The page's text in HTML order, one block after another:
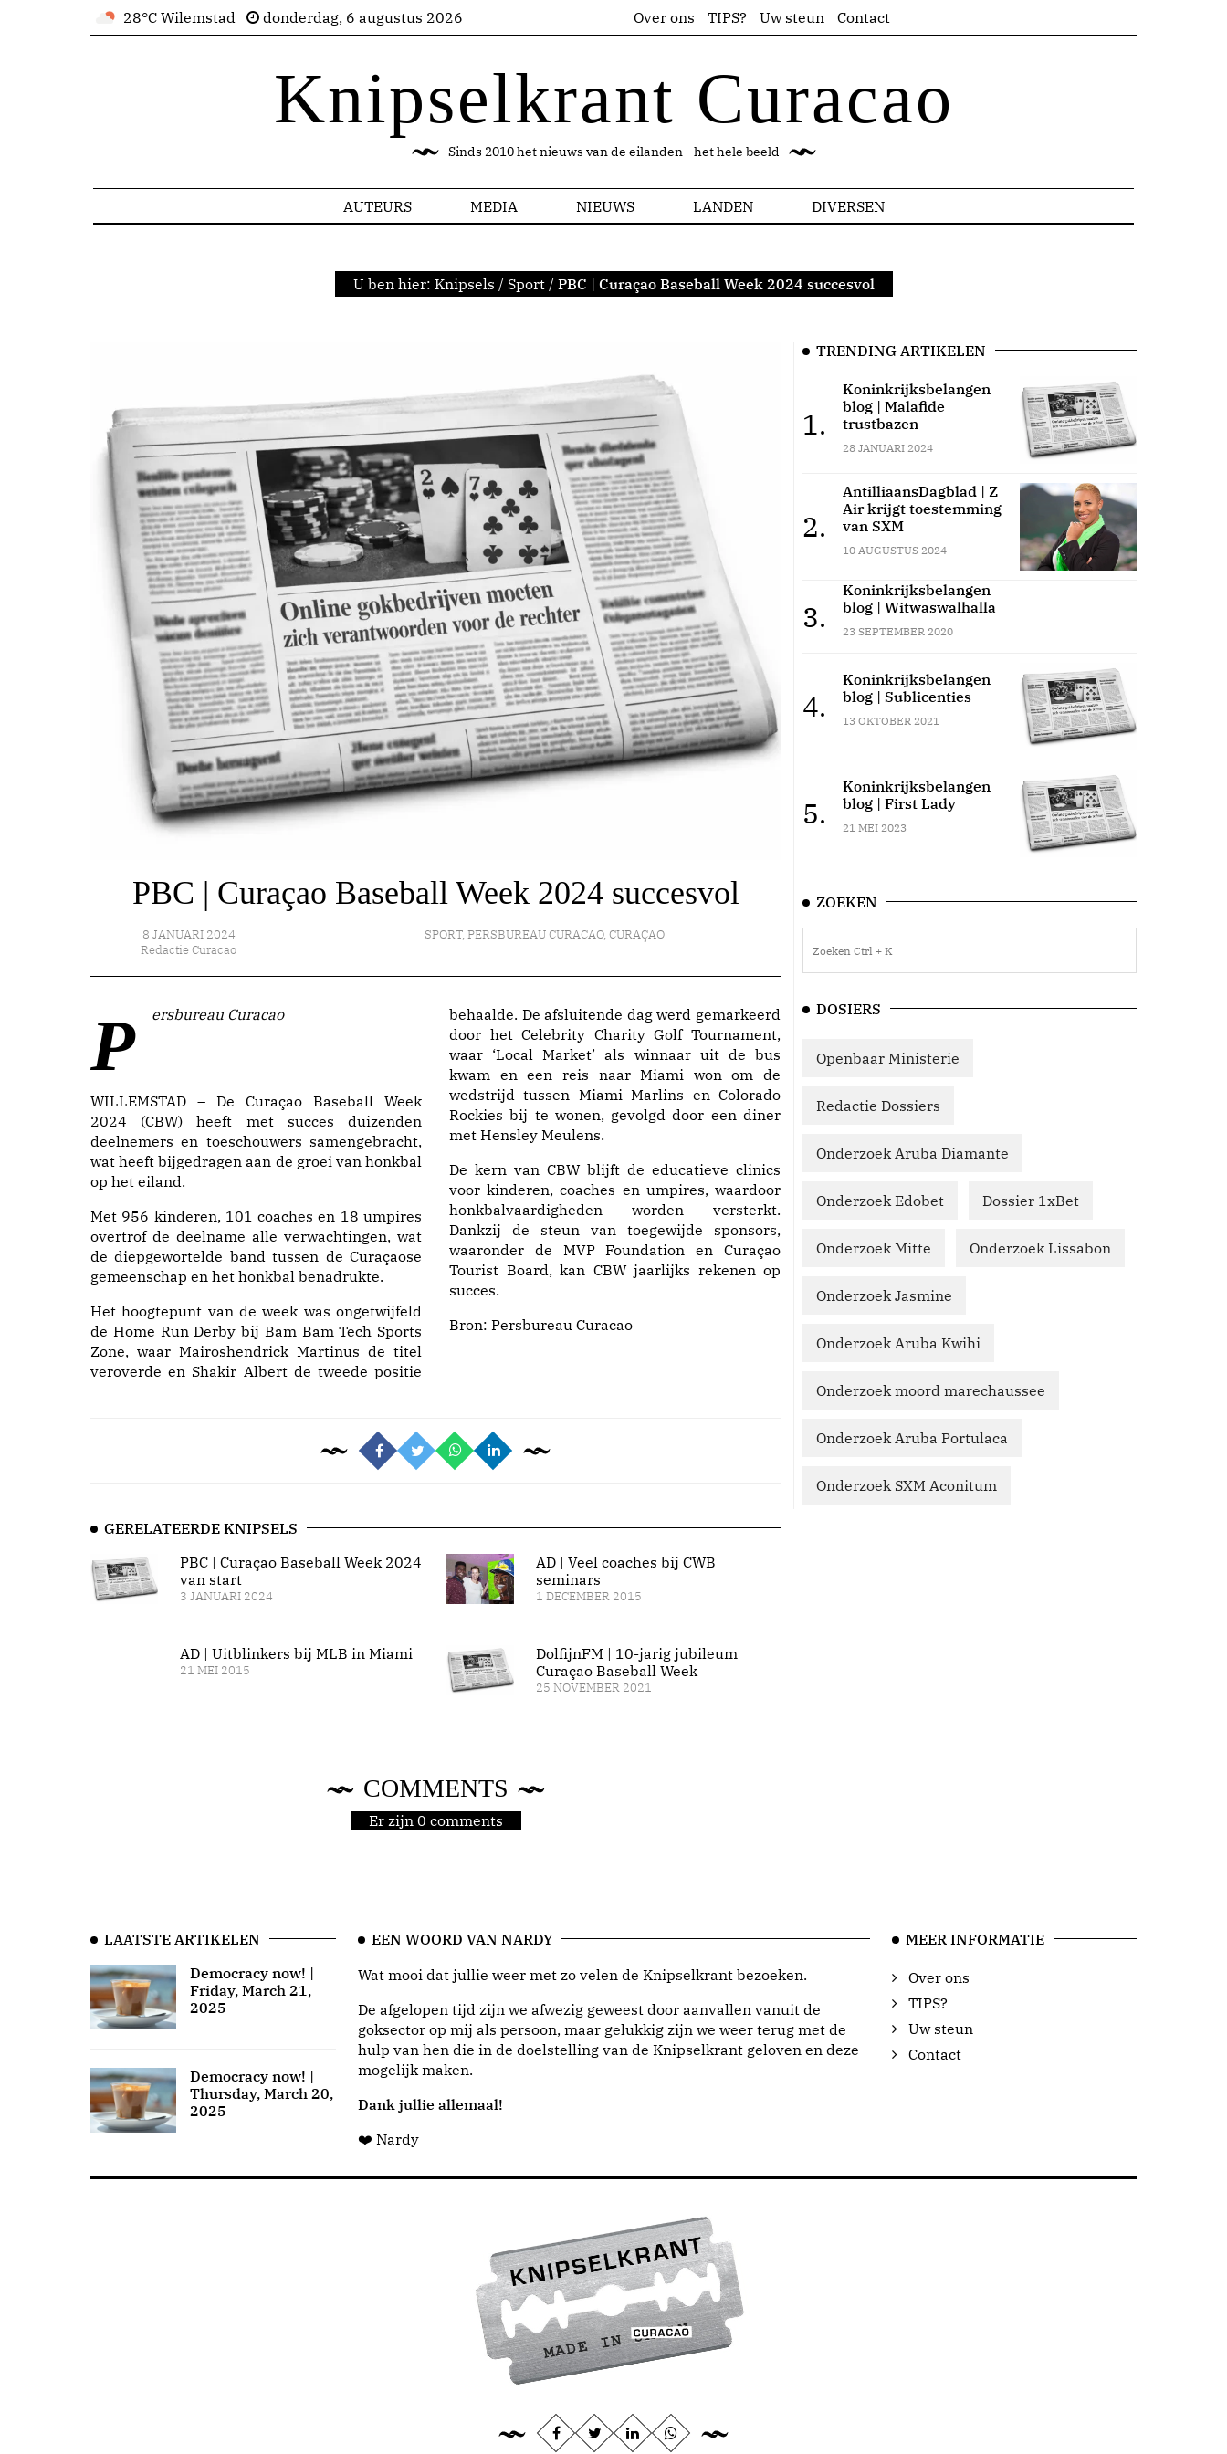
28°C Wilemstad donderdag, 6 augustus 2026 Over ons TIPS? Uw steun Contact
Knipselkrant Curacao
Sinds 2010 het nieuws van de eilanden - het hele beeld
AUTEURS MEDIA NIEUWS LANDEN DIVERSEN
U ben hier: Knipsels / Sport / PBC | Curaçao Baseball Week 2024 succesvol
PBC | Curaçao Baseball Week 2024 succesvol
8 JANUARI 2024
Redactie Curacao
SPORT,PERSBUREAU CURACAO,CURAÇAO
Persbureau Curacao
WILLEMSTAD – De Curaçao Baseball Week
2024 (CBW) heeft met succes duizenden
deelnemers en toeschouwers samengebracht,
wat heeft bijgedragen aan de groei van honkbal
op het eiland.
Met 956 kinderen, 101 coaches en 18 umpires
overtrof de deelname alle verwachtingen, wat
de diepgewortelde band tussen de Curaçaose
gemeenschap en het honkbal benadrukte.
Het hoogtepunt van de week was ongetwijfeld
de Home Run Derby bij Bam Bam Tech Sports
Zone, waar Mairoshendrick Martinus de titel
veroverde en Shakir Albert de tweede positie
behaalde. De afsluitende dag werd gemarkeerd
door het Celebrity Charity Golf Tournament,
waar ‘Local Market’ als winnaar uit de bus
kwam en een reis naar Miami won om de
wedstrijd tussen Miami Marlins en Colorado
Rockies bij te wonen, gevolgd door een diner
met Hensley Meulens.
De kern van CBW blijft de educatieve clinics
voor kinderen, coaches en umpires, waardoor
honkbalvaardigheden worden versterkt.
Dankzij de steun van toegewijde sponsors,
waaronder de MVP Foundation en Curaçao
Tourist Board, kan CBW jaarlijks rekenen op
succes.
Bron: Persbureau Curacao
GERELATEERDE KNIPSELS
PBC | Curaçao Baseball Week 2024
van start
3 JANUARI 2024
AD | Uitblinkers bij MLB in Miami
21 MEI 2015
AD | Veel coaches bij CWB
seminars
1 DECEMBER 2015
DolfijnFM | 10-jarig jubileum
Curaçao Baseball Week
25 NOVEMBER 2021
COMMENTS
Er zijn 0 comments
TRENDING ARTIKELEN
1.
Koninkrijksbelangen
blog | Malafide
trustbazen
28 JANUARI 2024
2.
AntilliaansDagblad | Z
Air krijgt toestemming
van SXM
10 AUGUSTUS 2024
3.
Koninkrijksbelangen
blog | Witwaswalhalla
23 SEPTEMBER 2020
4.
Koninkrijksbelangen
blog | Sublicenties
13 OKTOBER 2021
5.
Koninkrijksbelangen
blog | First Lady
21 MEI 2023
ZOEKEN
DOSIERS
Openbaar Ministerie
Redactie Dossiers
Onderzoek Aruba Diamante
Onderzoek Edobet Dossier 1xBet
Onderzoek Mitte Onderzoek Lissabon
Onderzoek Jasmine
Onderzoek Aruba Kwihi
Onderzoek moord marechaussee
Onderzoek Aruba Portulaca
Onderzoek SXM Aconitum
LAATSTE ARTIKELEN
Democracy now! |
Friday, March 21,
2025
Democracy now! |
Thursday, March 20,
2025
EEN WOORD VAN NARDY
Wat mooi dat jullie weer met zo velen de Knipselkrant bezoeken.
De afgelopen tijd zijn we afwezig geweest door aanvallen vanuit de
goksector op mij als persoon, maar gelukkig zijn we weer terug met de
hulp van hen die in de doelstelling van de Knipselkrant geloven en deze
mogelijk maken.
Dank jullie allemaal!
❤️ Nardy
MEER INFORMATIE
Over ons
TIPS?
Uw steun
Contact